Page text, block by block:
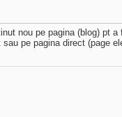
nou pe pagina (blog) pt
pe pagina direct (page